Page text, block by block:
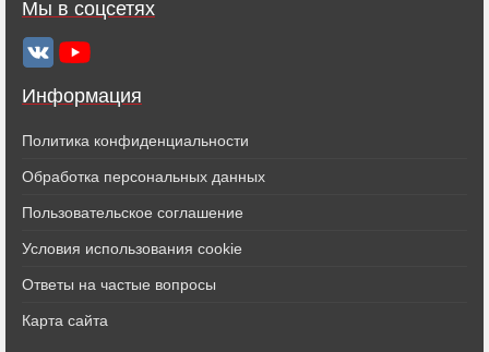
Информация
Политика конфиденциальности
Обработка персональных данных
Пользовательское соглашение
Условия использования cookie
Ответы на частые вопросы
Карта сайта
Мы в соцсетях